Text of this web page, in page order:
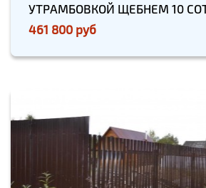
УТРАМБОВКОЙ ЩЕБНЕМ 10
461 800 руб